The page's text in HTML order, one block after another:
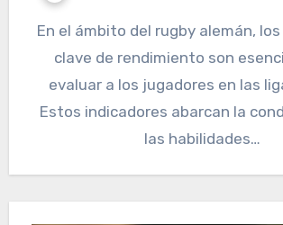
En el ámbito del rugby alemán, los indicadores
clave de rendimiento son
evaluar a los jugadores en las
Estos indicadores abarcan la
las habilidades…